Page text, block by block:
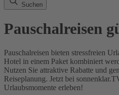
Suchen
Pauschalreisen
Pauschalreisen bieten stressfreien
Hotel in einem Paket kombiniert
Nutzen Sie attraktive Rabatte und
Reiseplanung. Jetzt bei
Urlaubsmomente erleben!